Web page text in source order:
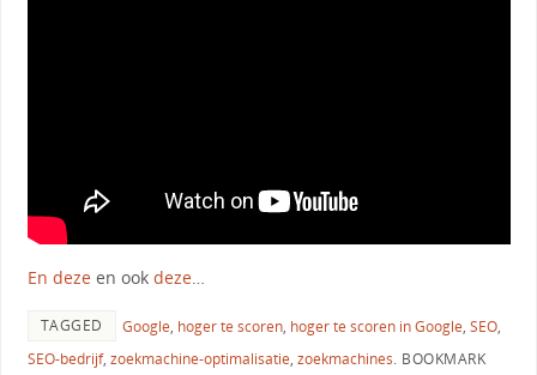
En dezeen ook deze…
TAGGED Google, hoger te scoren, hoger te scoren in Google, SEO,
SEO-bedrijf, zoekmachine-optimalisatie, zoekmachines. BOOKMARK